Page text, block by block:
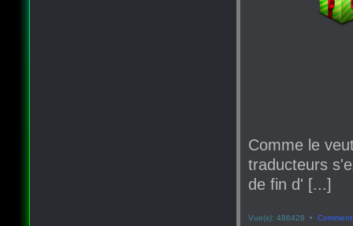
Comme le
traducteurs
de fin d' [...]
Vue(s): 486428 •